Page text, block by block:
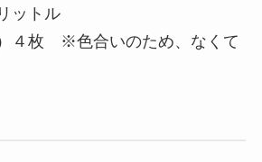
ットル
４枚 ※色合いのため、なくて